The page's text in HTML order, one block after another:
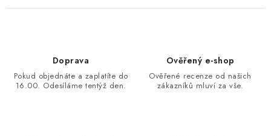
Doprava
Pokud objednáte a zaplatíte do
16.00. Odesíláme tentýž den.
Ověřený e-shop
Ověřené recenze od našich
zákazníků mluví za vše.